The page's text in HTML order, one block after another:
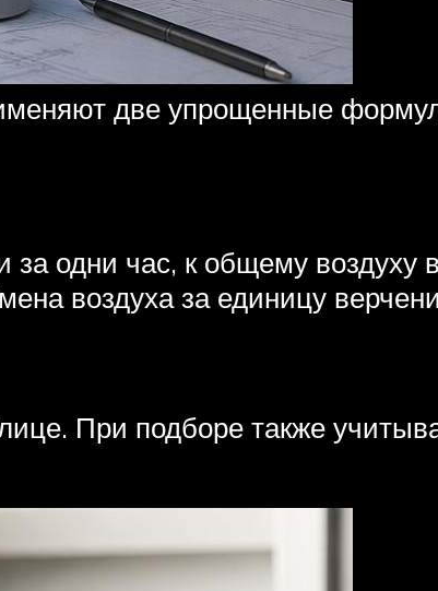
две упрощенные
за одни час, к общему воздуху
воздуха за единицу
При подборе также